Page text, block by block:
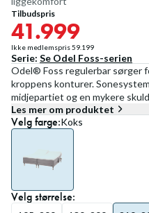
Tilbudspris
41.999
Ikke medlemspris59.199
Serie: Se Odel Foss-serien
Odel® Foss regulerbar sørger
kroppens konturer.
midjepartiet og en mykere
Les mer om produktet
Velgfarge:Koks
Velgstørrelse: